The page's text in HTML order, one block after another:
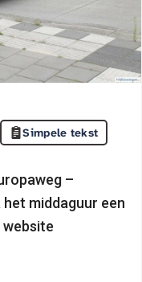
Simpele tekst
–
middaguur een
website